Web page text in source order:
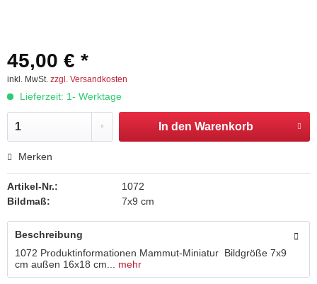
45,00 € *
inkl. MwSt. zzgl. Versandkosten
Lieferzeit: 1- Werktage
In den Warenkorb
Merken
Artikel-Nr.:
1072
Bildmaß:
7x9 cm
Beschreibung
1072 Produktinformationen Mammut-Miniatur Bildgröße 7x9
cm außen 16x18 cm...
mehr